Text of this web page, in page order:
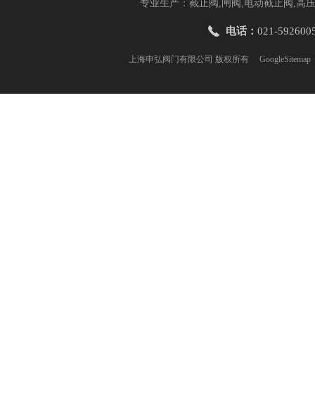
专业生产：截止阀,闸阀,电动截止阀,高
电话： 021-
上海申弘阀门有限公司 版权所有 GoogleSitemap